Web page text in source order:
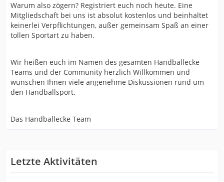
Warum also zögern? Registriert euch noch heute. Eine
Mitgliedschaft bei uns ist absolut kostenlos und beinhaltet
keinerlei Verpflichtungen, außer gemeinsam Spaß an einer
tollen Sportart zu haben.
Wir heißen euch im Namen des gesamten Handballecke
Teams und der Community herzlich Willkommen und
wünschen Ihnen viele angenehme Diskussionen rund um
den Handballsport.
Das Handballecke Team
Letzte Aktivitäten